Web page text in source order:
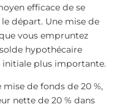
efficace de se
départ. Une mise de
vous empruntez
hypothécaire
initiale plus importante.
mise de fonds de 20 %,
nette de 20 % dans